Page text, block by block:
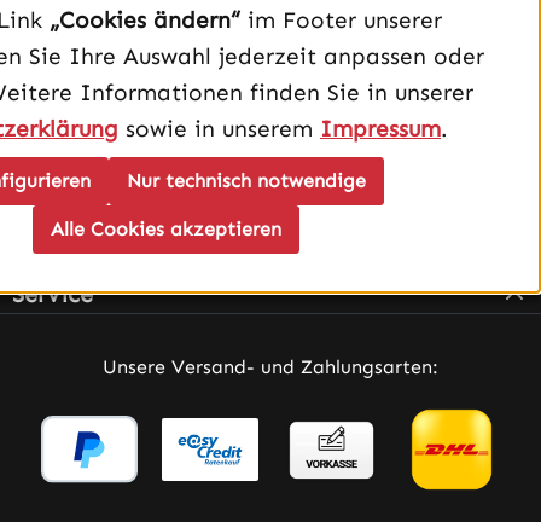
Schau auf Instagram vorbei – öffnet in neuem Tab
Sieh dir unsere TikTok-Videos an – öffnet in neuem
Sieh dir unsere Videos auf YouTube an – öffnet
Infos
Service
Unsere Versand- und Zahlungsarten:
„Cookies ändern“im Footer unserer
Sie Ihre Auswahl jederzeit anpassen oder
Informationen finden Sie in unserer
sowie in unserem Impressum.
Nur technisch notwendige
Alle Cookies akzeptieren